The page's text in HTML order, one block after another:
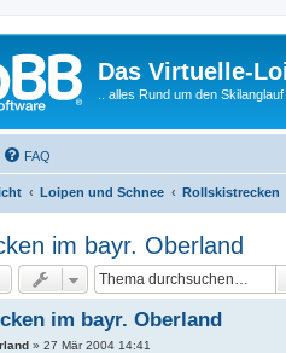
Das Virtuelle-
.. alles Rund um den Skilanglauf
FAQ
Loipen und Schnee Rollskistrecken
im bayr. Oberland
im bayr. Oberland
» 27 Mär 2004 14:41